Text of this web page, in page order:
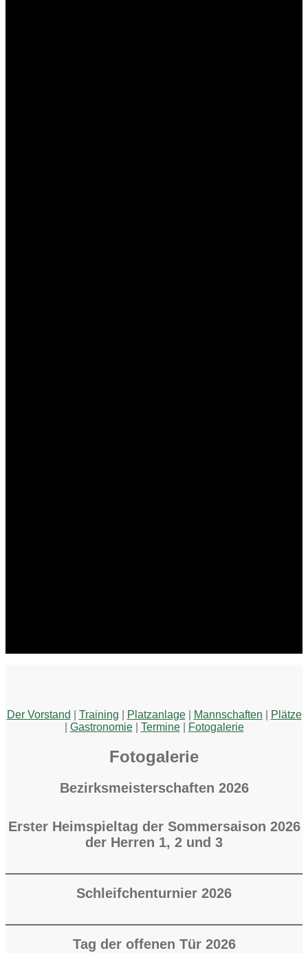
Der Vorstand Training Platzanlage| Mannschaften
Plätze
Gastronomie| Termine| Fotogalerie
Fotogalerie
Bezirksmeisterschaften 2026
Erster Heimspieltag der Sommersaison 2026
der Herren 1, 2 und 3
Schleifchenturnier 2026
Tag der offenen Tür 2026